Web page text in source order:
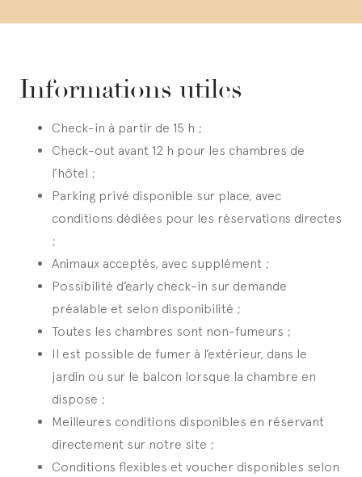
Informations utiles
Check-in à partir de 15 h ;
Check-out avant 12 h pour les chambres de
l’hôtel ;
Parking privé disponible sur place, avec
conditions dédiées pour les réservations directes
;
Animaux acceptés, avec supplément ;
Possibilité d’early check-in sur demande
préalable et selon disponibilité ;
Toutes les chambres sont non-fumeurs ;
Il est possible de fumer à l’extérieur, dans le
jardin ou sur le balcon lorsque la chambre en
dispose ;
Meilleures conditions disponibles en réservant
directement sur notre site ;
Conditions flexibles et voucher disponibles selon